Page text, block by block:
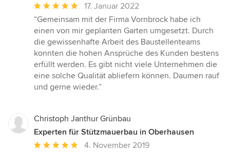
Durchschnittliche
Bewertung:
5
von
5
Sternen
17. Januar 2022
“Gemeinsam mit der Firma Vornbrock habe ich
einen von mir geplanten Garten umgesetzt. Durch
die gewissenhafte Arbeit des Baustellenteams
konnten die hohen Ansprüche des Kunden bestens
erfüllt werden. Es gibt nicht viele Unternehmen die
eine solche Qualität abliefern können. Daumen rauf
und gerne wieder.”
Christoph Janthur Grünbau
Experten für Stützmauerbau in Oberhausen
Durchschnittliche4. November 2019